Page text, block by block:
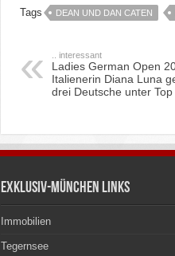
Tags DEAN UND DAN CATEN
.. interessant
Ladies German Open
Italienerin Diana Luna
drei Deutsche unter Top
Exklusiv-München Links
Immobilien
Tegernsee